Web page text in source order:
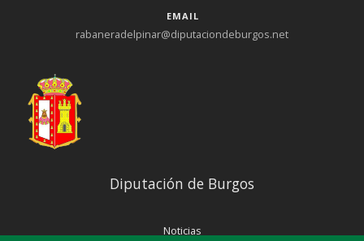
EMAIL
rabaneradelpinar@diputaciondeburgos.net
Diputación de Burgos
Noticias